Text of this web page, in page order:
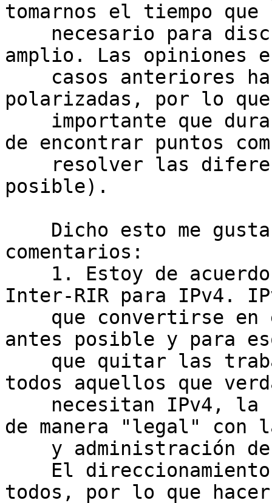
tomarnos el tiempo que
amplio. Las opiniones
polarizadas, por lo que
de encontrar puntos
posible).
comentarios:
Inter-RIR para IPv4.
antes posible y para
todos aquellos que
de manera "legal" con
todos, por lo que hacer